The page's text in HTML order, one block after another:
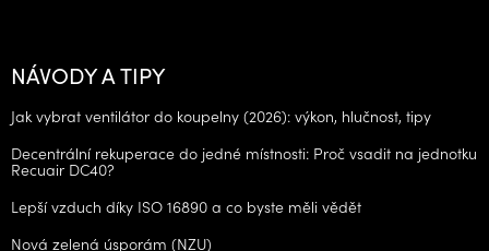
NÁVODY A TIPY
Jak vybrat ventilátor do koupelny (2026): výkon, hlučnost, tipy
Decentrální rekuperace do jedné místnosti: Proč vsadit na jednotku
Recuair DC40?
Lepší vzduch díky ISO 16890 a co byste měli vědět
Nová zelená úsporám (NZU)